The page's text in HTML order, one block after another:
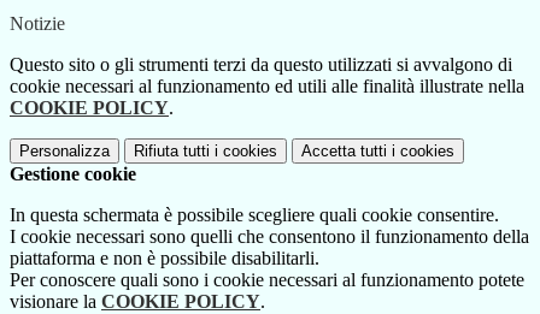
Notizie
Questo sito o gli strumenti terzi da questo utilizzati si avvalgono di
cookie necessari al funzionamento ed utili alle finalità illustrate nella
COOKIE POLICY.
Personalizza Rifiuta tutti i cookies Accetta tutti i cookies
Gestione cookie
In questa schermata è possibile scegliere quali cookie consentire.
I cookie necessari sono quelli che consentono il funzionamento della
piattaforma e non è possibile disabilitarli.
Per conoscere quali sono i cookie necessari al funzionamento potete
visionare la COOKIE POLICY.